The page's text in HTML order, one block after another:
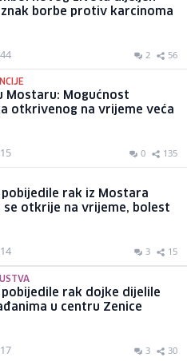
znak borbe protiv karcinoma
2 56
Mostaru: Mogućnost
otkrivenog na vrijeme veća
0 135
pobijedile rak iz Mostara
se otkrije na vrijeme, bolest
3 15
pobijedile rak dojke dijelile
u centru Zenice
3 30